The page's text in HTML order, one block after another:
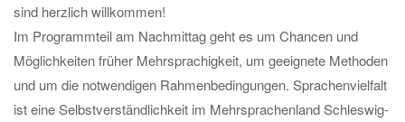
sind herzlich willkommen!
Im Programmteil am Nachmittag geht es um Chancen und
Möglichkeiten früher Mehrsprachigkeit, um geeignete Methoden
und um die notwendigen Rahmenbedingungen. Sprachenvielfalt
ist eine Selbstverständlichkeit im Mehrsprachenland Schleswig-